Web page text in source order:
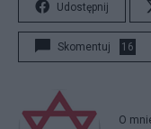
Udostępnij
Skomentuj 16
O